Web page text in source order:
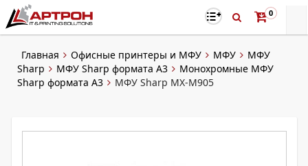
0
Главная Офисные принтеры и МФУ МФУ
МФУ
Sharp
МФУ Sharp формата A3
Монохромные МФУ
Sharp формата А3
МФУ Sharp MX-M905